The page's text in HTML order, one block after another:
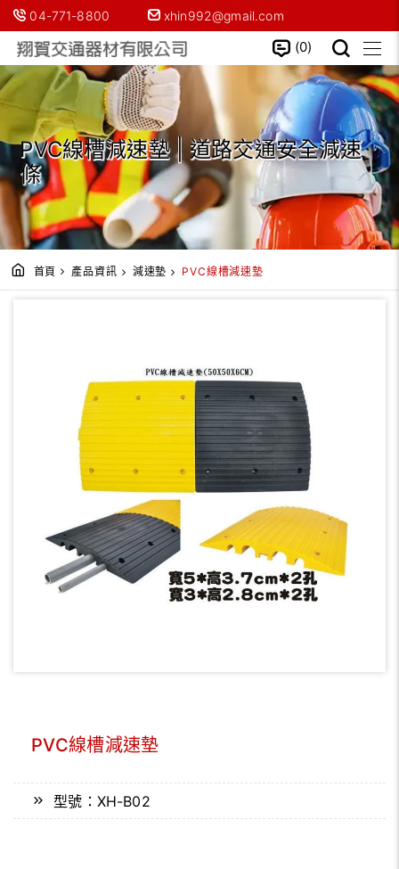
04-771-8800 xhin992@gmail.com
0
PVC線槽減速墊 | 道路交通安全減速
條
首頁 產品資訊 減速墊 PVC線槽減速墊
PVC線槽減速墊
型號：XH-B02